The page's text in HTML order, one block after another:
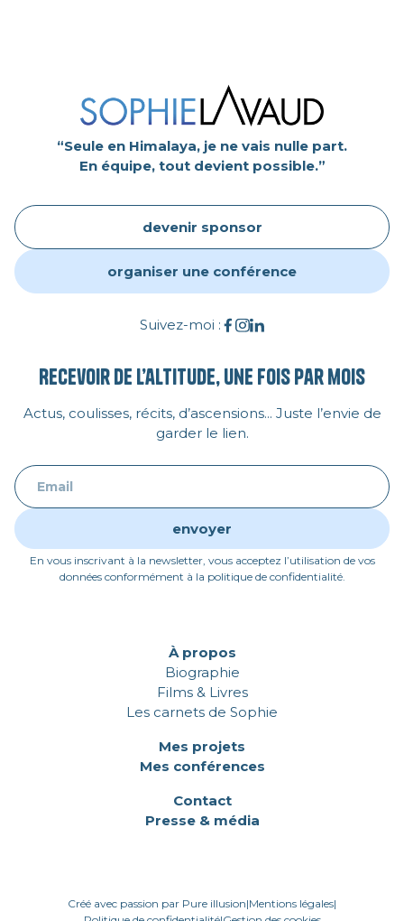
“Seule en Himalaya, je ne vais nulle part.
En équipe, tout devient possible.”
devenir sponsor
organiser une conférence
Suivez-moi :
Recevoir de l’altitude, une fois par mois
Actus, coulisses, récits, d’ascensions... Juste l’envie de
garder le lien.
En vous inscrivant à la newsletter, vous acceptez l’utilisation de vos
données conformément à la politique de confidentialité.
À propos
Biographie
Films & Livres
Les carnets de Sophie
Mes projets
Mes conférences
Contact
Presse & média
Créé avec passion par Pure illusion|Mentions légales|